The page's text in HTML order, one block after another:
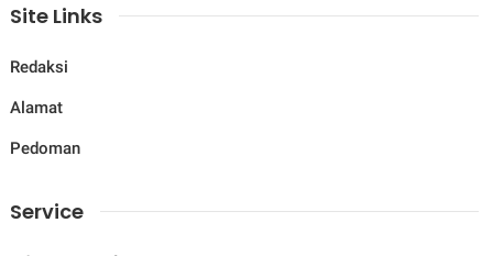
Site Links
Redaksi
Alamat
Pedoman
Service